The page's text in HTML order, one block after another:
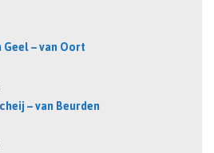
– van Oort
– van Beurden